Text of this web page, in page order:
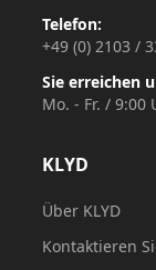
Telefon:
+49 (0) 2103 /
Sie erreichen
Mo. - Fr. / 9:00
KLYD
Über KLYD
Kontaktieren